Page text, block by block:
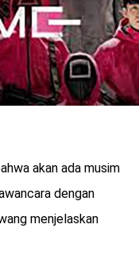
akan ada musim
dengan
menjelaskan